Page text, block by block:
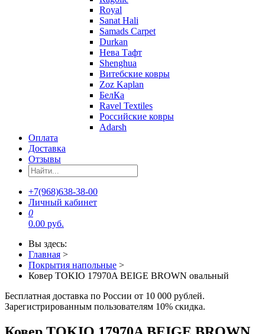
Royal
Sanat Hali
Samads Carpet
Durkan
Нева Тафт
Shenghua
Витебские ковры
Zoz Kaplan
БелКа
Ravel Textiles
Российские ковры
Adarsh
Оплата
Доставка
Отзывы
+7(968)638-38-00
Личный кабинет
0
0.00 руб.
Вы здесь:
Главная >
Покрытия напольные >
Ковер TOKIO 17970A BEIGE BROWN овальный
Бесплатная доставка по России от 10 000 рублей.
Зарегистрированным пользователям 10% скидка.